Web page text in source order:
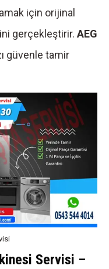
için orijinal
gerçekleştirir. AEG
güvenle tamir
Servisi –